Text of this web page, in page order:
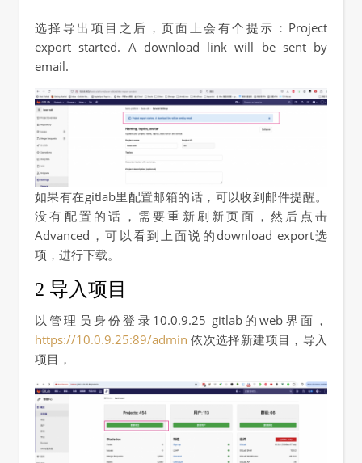
选择导出项目之后，页面上会有个提示：Project
export started. A download link will be sent by
email.
如果有在gitlab里配置邮箱的话，可以收到邮件提醒。
没有配置的话，需要重新刷新页面，然后点击
Advanced，可以看到上面说的download export选
项，进行下载。
2 导入项目
以管理员身份登录10.0.9.25 gitlab的web界面，
https://10.0.9.25:89/admin 依次选择新建项目，导入
项目，